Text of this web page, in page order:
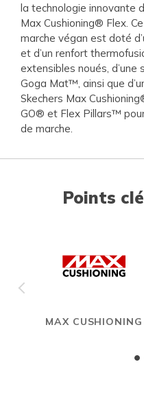
la technologie innovante
Max Cushioning® Flex.
marche végan est doté
et d’un renfort
extensibles noués, d’une
Goga Mat™, ainsi que
Skechers Max
GO® et Flex Pillars™
de marche.
Points
MAX CUSHIONING